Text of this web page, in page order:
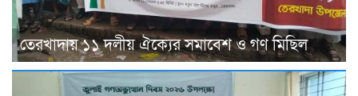
তেরখাদায় ১১ দলীয় ঐক্যের সমাবেশ ও গণ মিছিল